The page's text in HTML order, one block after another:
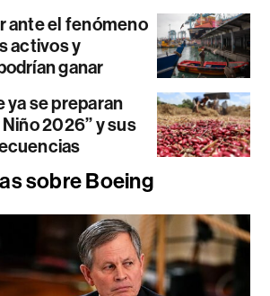
ante el fenómeno
activos y
ganar
ya se preparan
2026” y sus
sobre Boeing